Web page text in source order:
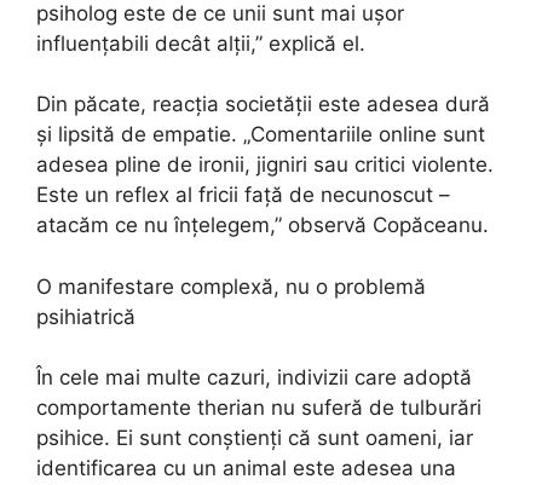
psiholog este de ce unii sunt mai ușor
influențabili decât alții,” explică el.
Din păcate, reacția societății este adesea dură
și lipsită de empatie. „Comentariile online sunt
adesea pline de ironii, jigniri sau critici violente.
Este un reflex al fricii față de necunoscut –
atacăm ce nu înțelegem,” observă Copăceanu.
O manifestare complexă, nu o problemă
psihiatrică
În cele mai multe cazuri, indivizii care adoptă
comportamente therian nu suferă de tulburări
psihice. Ei sunt conștienți că sunt oameni, iar
identificarea cu un animal este adesea una